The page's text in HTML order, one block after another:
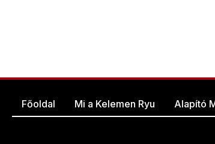
Főoldal Mi a Kelemen Ryu Alapító